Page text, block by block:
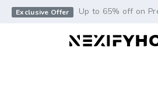
Exclusive Offer Up to 65% off on
-->